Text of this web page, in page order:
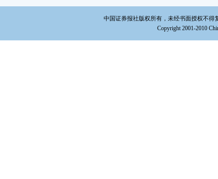
中国证券报社版权所有，未经书面授权不得
Copyright 2001-2010